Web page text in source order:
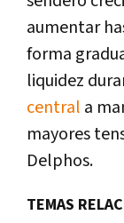
aumentar
forma
liquidez
central a
mayores
Delphos.
TEMAS